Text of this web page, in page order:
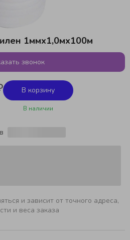
1ммх1,0мх100м
звонок
В корзину
В наличии
и зависит от точного адреса,
и веса заказа